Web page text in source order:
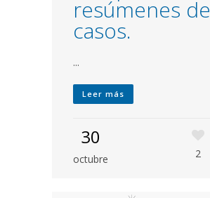
resúmenes de
casos.
...
Leer más
30
octubre 2